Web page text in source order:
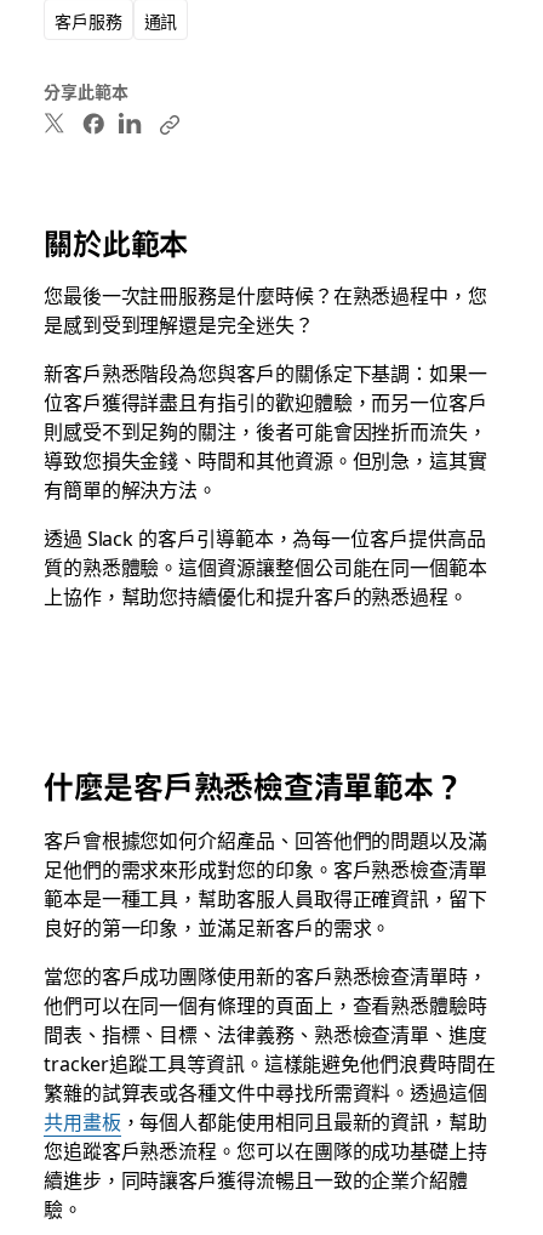
客戶服務 通訊
分享此範本
關於此範本
您最後一次註冊服務是什麼時候？在熟悉過程中，您
是感到受到理解還是完全迷失？
新客戶熟悉階段為您與客戶的關係定下基調：如果一
位客戶獲得詳盡且有指引的歡迎體驗，而另一位客戶
則感受不到足夠的關注，後者可能會因挫折而流失，
導致您損失金錢、時間和其他資源。但別急，這其實
有簡單的解決方法。
透過 Slack 的客戶引導範本，為每一位客戶提供高品
質的熟悉體驗。這個資源讓整個公司能在同一個範本
上協作，幫助您持續優化和提升客戶的熟悉過程。
什麼是客戶熟悉檢查清單範本？
客戶會根據您如何介紹產品、回答他們的問題以及滿
足他們的需求來形成對您的印象。客戶熟悉檢查清單
範本是一種工具，幫助客服人員取得正確資訊，留下
良好的第一印象，並滿足新客戶的需求。
當您的客戶成功團隊使用新的客戶熟悉檢查清單時，
他們可以在同一個有條理的頁面上，查看熟悉體驗時
間表、指標、目標、法律義務、熟悉檢查清單、進度
tracker追蹤工具等資訊。這樣能避免他們浪費時間在
繁雜的試算表或各種文件中尋找所需資料。透過這個
共用畫板 ，每個人都能使用相同且最新的資訊，幫助
您追蹤客戶熟悉流程。您可以在團隊的成功基礎上持
續進步，同時讓客戶獲得流暢且一致的企業介紹體
驗。